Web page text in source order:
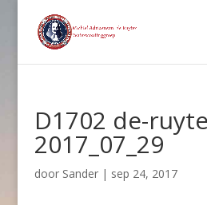
D1702 de-
2017_07_29
door Sander| sep 24, 2017